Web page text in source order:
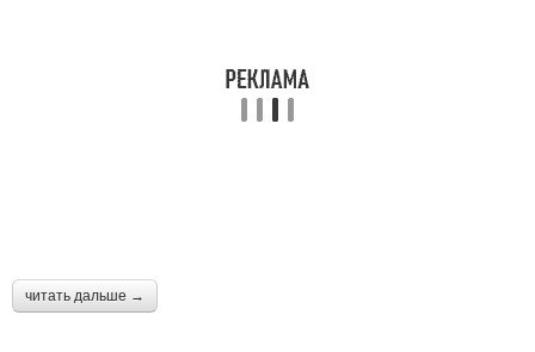
читать дальше →